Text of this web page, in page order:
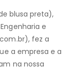
blusa preta),
e
fez a
a empresa e a
na nossa